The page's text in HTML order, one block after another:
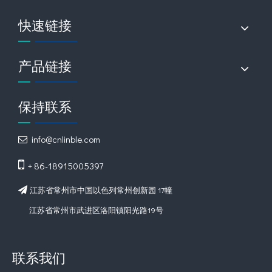
快速链接
产品链接
保持联系
 info@cnlinble.com
 + 86-18915005397
 江苏省常州市中国以色列常州创新园 17幢
江苏省常州市武进区洛阳镇阳光路19号
联系我们